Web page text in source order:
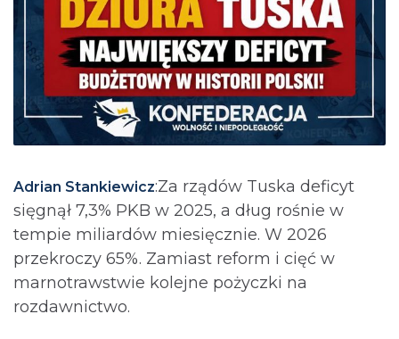
Adrian Stankiewicz:Za rządów Tuska deficyt
sięgnął 7,3% PKB w 2025, a dług rośnie w
tempie miliardów miesięcznie. W 2026
przekroczy 65%. Zamiast reform i cięć w
marnotrawstwie kolejne pożyczki na
rozdawnictwo.